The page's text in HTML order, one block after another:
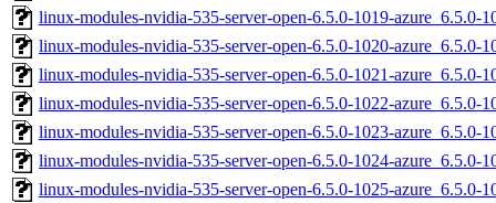
linux-modules-nvidia-535-server-open-6.5.0-1019-azure_6.5.0-
linux-modules-nvidia-535-server-open-6.5.0-1020-azure_6.5.0-
linux-modules-nvidia-535-server-open-6.5.0-1021-azure_6.5.0-
linux-modules-nvidia-535-server-open-6.5.0-1022-azure_6.5.0-
linux-modules-nvidia-535-server-open-6.5.0-1023-azure_6.5.0-
linux-modules-nvidia-535-server-open-6.5.0-1024-azure_6.5.0-
linux-modules-nvidia-535-server-open-6.5.0-1025-azure_6.5.0-